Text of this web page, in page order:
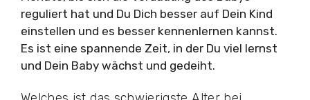
reguliert hat und Du Dich besser auf Dein Kind
einstellen und es besser kennenlernen kannst.
Es ist eine spannende Zeit, in der Du viel lernst
und Dein Baby wächst und gedeiht.